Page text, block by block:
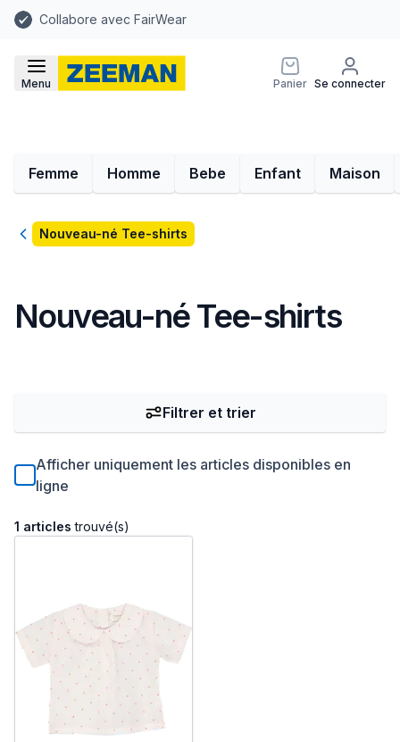
Collabore avec FairWear
Menu Panier Se connecter
Femme Homme Bebe Enfant Maison
RetourNouveau-né Tee-shirts
Nouveau-né Tee-shirts
Afficher uniquement les articles disponibles en
ligne
1 articles trouvé(s)
Filtrer et trier